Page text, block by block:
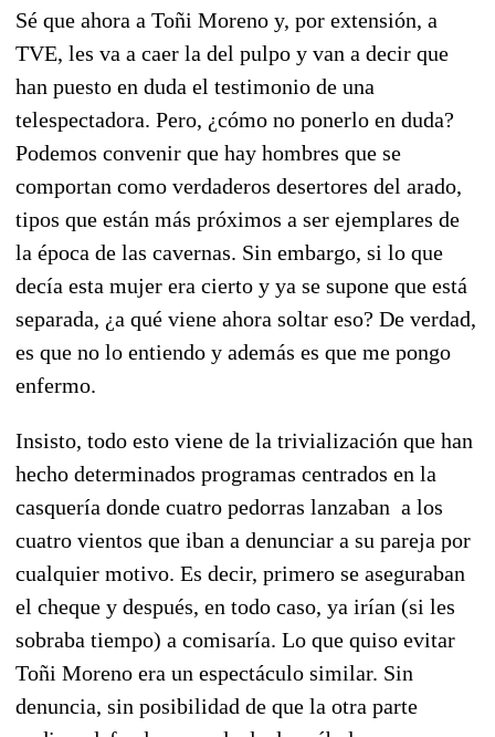
Sé que ahora a Toñi Moreno y, por extensión, a
TVE, les va a caer la del pulpo y van a decir que
han puesto en duda el testimonio de una
telespectadora. Pero, ¿cómo no ponerlo en duda?
Podemos convenir que hay hombres que se
comportan como verdaderos desertores del arado,
tipos que están más próximos a ser ejemplares de
la época de las cavernas. Sin embargo, si lo que
decía esta mujer era cierto y ya se supone que está
separada, ¿a qué viene ahora soltar eso? De verdad,
es que no lo entiendo y además es que me pongo
enfermo.
Insisto, todo esto viene de la trivialización que han
hecho determinados programas centrados en la
casquería donde cuatro pedorras lanzaban a los
cuatro vientos que iban a denunciar a su pareja por
cualquier motivo. Es decir, primero se aseguraban
el cheque y después, en todo caso, ya irían (si les
sobraba tiempo) a comisaría. Lo que quiso evitar
Toñi Moreno era un espectáculo similar. Sin
denuncia, sin posibilidad de que la otra parte